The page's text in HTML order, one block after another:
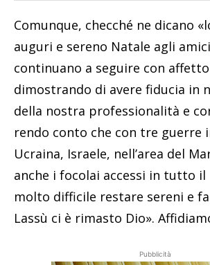
Comunque, checché ne dicano
auguri e sereno Natale agli
continuano a seguire con
dimostrando di avere fiducia in
della nostra professionalità e
rendo conto che con tre guerre
Ucraina, Israele, nell’area del
anche i focolai accessi in tutto il
molto difficile restare sereni e
Lassù ci è rimasto Dio».
Pubblicità